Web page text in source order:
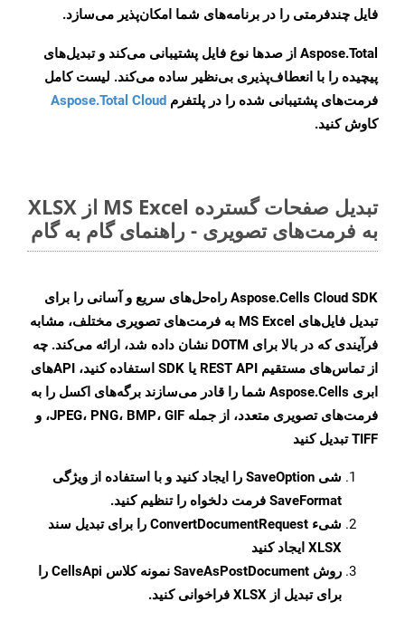
فایل چندفرمتی را در برنامه‌های شما امکان‌پذیر می‌سازد.
Aspose.Total از صدها نوع فایل پشتیبانی می‌کند و تبدیل‌های
پیچیده را با انعطاف‌پذیری بی‌نظیر ساده می‌کند. لیست کامل
فرمت‌های پشتیبانی شده را در پلتفرم Aspose.Total Cloud
کاوش کنید.
تبدیل صفحات گسترده MS Excel از XLSX
به فرمت‌های تصویری - راهنمای گام به گام
Aspose.Cells Cloud SDK راه‌حل‌های سریع و آسانی را برای
تبدیل فایل‌های MS Excel به فرمت‌های تصویری مختلف، مشابه
فرآیندی که در بالا برای DOTM نشان داده شد، ارائه می‌کند. چه
از تماس‌های مستقیم REST API یا SDK استفاده کنید، APIهای
ابری Aspose.Cells شما را قادر می‌سازند برگه‌های اکسل را به
فرمت‌های تصویری متعدد، از جمله JPEG، PNG، BMP، GIF، و
TIFF تبدیل کنید
شی SaveOption را ایجاد کنید و با استفاده از ویژگی
SaveFormat فرمت دلخواه را تنظیم کنید.
شیء ConvertDocumentRequest را برای تبدیل سند
XLSX ایجاد کنید
روش SaveAsPostDocument
نمونه کلاس CellsApi را
برای تبدیل از XLSX فراخوانی کنید.